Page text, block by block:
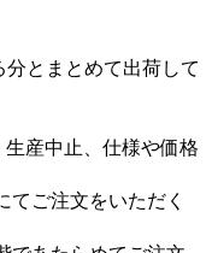
とまとめて出荷して
産中止、仕様や価格
てご注文をいただく